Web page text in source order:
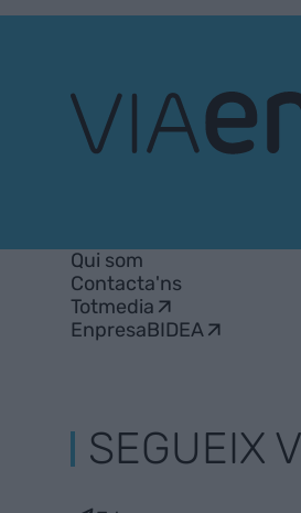
Qui som
Contacta'ns
Totmedia
EnpresaBIDEA
SEGUEIX